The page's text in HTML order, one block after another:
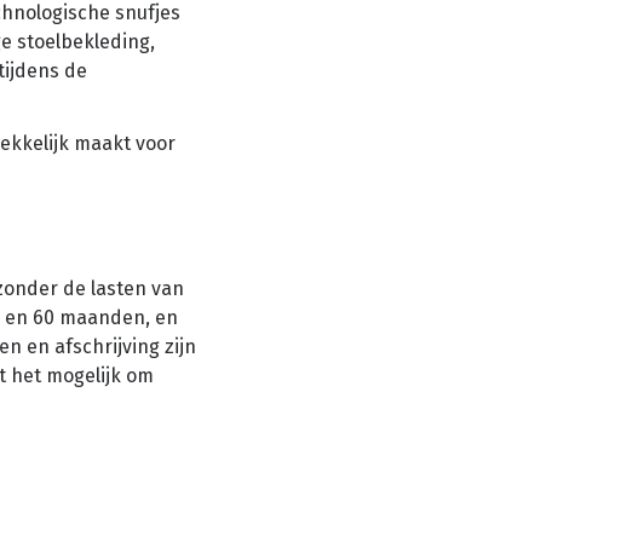
snufjes
stoelbekleding,
de
maakt voor
de lasten van
60 maanden, en
en afschrijving zijn
het mogelijk om